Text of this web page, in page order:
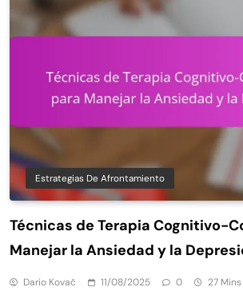
Estrategias De Afrontamiento
Técnicas de Terapia Cognitivo-
Manejar la Ansiedad y la
Dario Kovač 11/08/2025 0 27 Mins